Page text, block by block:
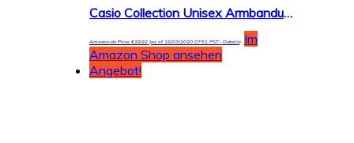
Casio Collection Unisex Armbanduhr W-216H
Amazon.de Price:€19,92(as of 18/03/2020 07:51 PST- Details)
Im
Amazon Shop ansehen
Angebot!